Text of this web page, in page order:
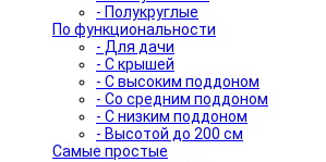
- Полукруглые
По функциональности
- Для дачи
- С крышей
- С высоким поддоном
- Со средним поддоном
- С низким поддоном
- Высотой до 200 см
Самые простые